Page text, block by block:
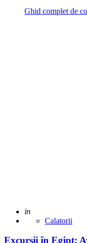
Ghid complet de
Adaugat
in
Calatorii
Excursii în Egipt: